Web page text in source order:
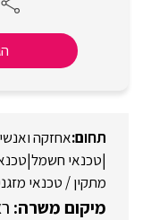
אחזקה
|טכנאי חשמל|
מתקין / טכנאי